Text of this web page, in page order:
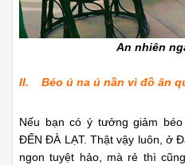
An nhiên
II. Béo ú na ú nần vì đồ ăn
Nếu bạn có ý tưởng giảm
ĐẾN ĐÀ LẠT. Thật vậy luôn, ở
ngon tuyệt hảo, mà rẻ thì